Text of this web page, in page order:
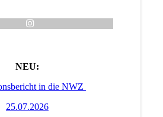
NEU:
in die NWZ
25.07.2026